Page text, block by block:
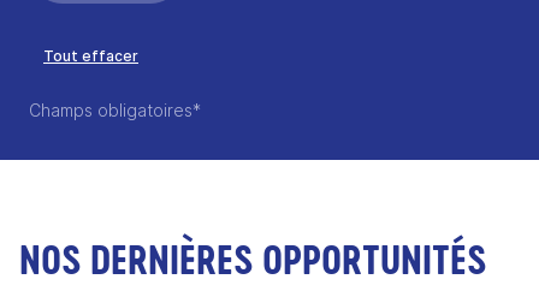
Tout effacer
Champs obligatoires*
NOS DERNIÈRES OPPORTUNITÉS